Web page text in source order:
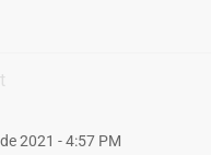
2021 - 4:57 PM